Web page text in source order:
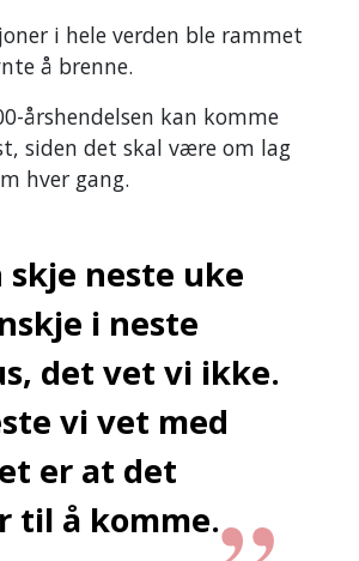
i hele verden ble rammet
å brenne.
årshendelsen kan komme
siden det skal være om lag
hver gang.
skje neste uke
i neste
det vet vi ikke.
vi vet med
er at det
til å komme.